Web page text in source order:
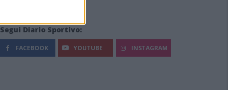
Segui Diario Sportivo:
FACEBOOK YOUTUBE INSTAGRAM